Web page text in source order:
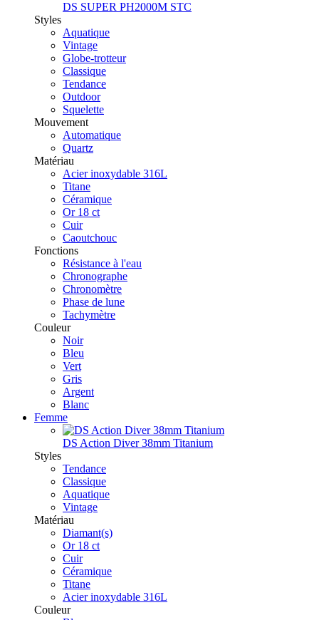
DS SUPER PH2000M STC
Styles
Aquatique
Vintage
Globe-trotteur
Classique
Tendance
Outdoor
Squelette
Mouvement
Automatique
Quartz
Matériau
Acier inoxydable 316L
Titane
Céramique
Or 18 ct
Cuir
Caoutchouc
Fonctions
Résistance à l'eau
Chronographe
Chronomètre
Phase de lune
Tachymètre
Couleur
Noir
Bleu
Vert
Gris
Argent
Blanc
Femme
DS Action Diver 38mm Titanium
Styles
Tendance
Classique
Aquatique
Vintage
Matériau
Diamant(s)
Or 18 ct
Cuir
Céramique
Titane
Acier inoxydable 316L
Couleur